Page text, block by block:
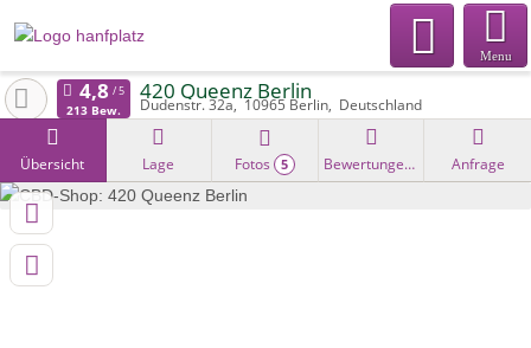
Menu
420 Queenz Berlin
Dudenstr. 32a 10965 Berlin Deutschland
213 Bew.
Übersicht Lage Fotos 5 Bewertungen Anfrage